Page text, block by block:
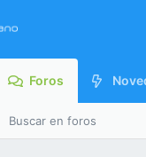
Foros
Buscar en foros